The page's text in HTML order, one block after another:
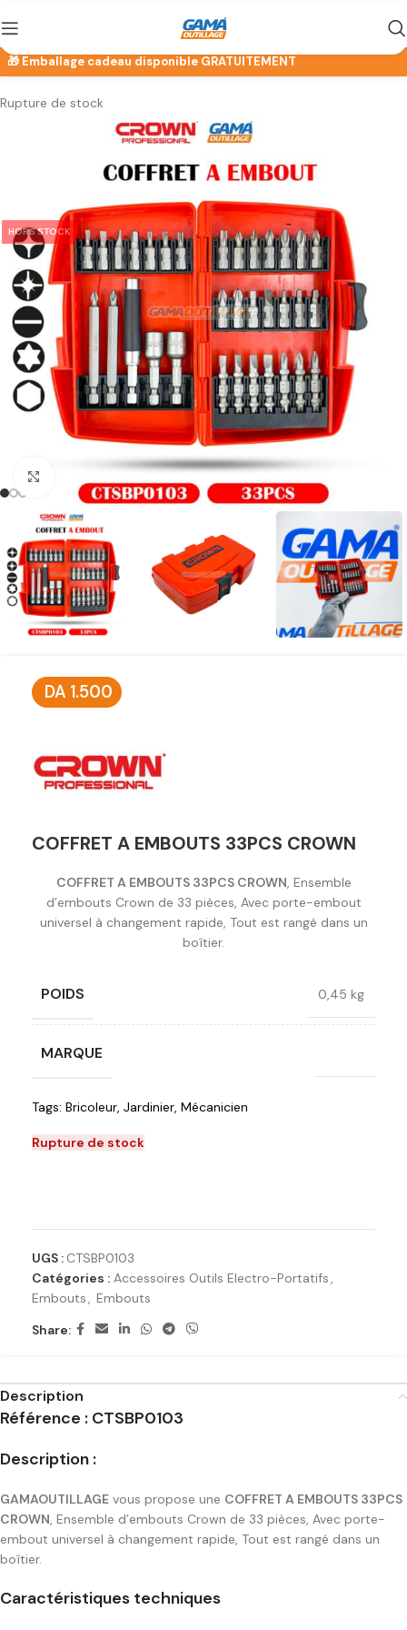
Rupture de stock
HORS STOCK
DA 1.500
COFFRET A EMBOUTS 33PCS CROWN
COFFRET A EMBOUTS 33PCS CROWN, Ensemble
d’embouts Crown de 33 pièces, Avec porte-embout
universel à changement rapide, Tout est rangé dans un
boîtier.
POIDS 0,45 kg
MARQUE
Tags: Bricoleur, Jardinier, Mécanicien
Rupture de stock
UGS : CTSBP0103
Catégories : Accessoires Outils Electro-Portatifs,
Embouts, Embouts
Share:
Description
Référence : CTSBP0103
Description :
GAMAOUTILLAGE vous propose une COFFRET A EMBOUTS 33PCS
CROWN, Ensemble d’embouts Crown de 33 pièces, Avec porte-
embout universel à changement rapide, Tout est rangé dans un
boîtier.
Caractéristiques techniques